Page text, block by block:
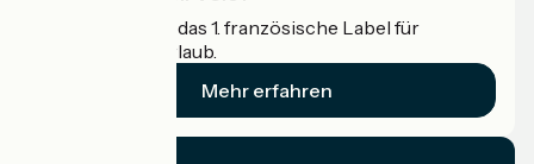
Accueil Vélo ist das 1. französische Label für
Radfahrer im Urlaub.
Mehr erfahren